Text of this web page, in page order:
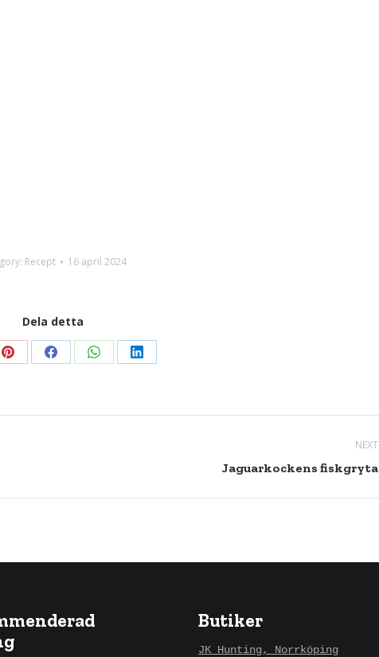
Recept 16 april 2024
Dela detta
Dela
Dela
Dela
Dela
NEXT
Jaguarkockens fiskgryta
Butiker
JK Hunting, Norrköping